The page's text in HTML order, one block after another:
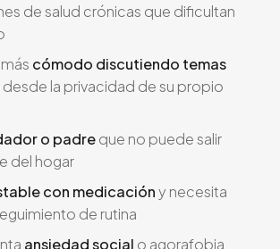
de salud crónicas que dificultan
cómodo discutiendo temas
desde la privacidad de su propio
o padreque no puede salir
del hogar
con medicacióny necesita
de rutina
ansiedad social o agorafobia